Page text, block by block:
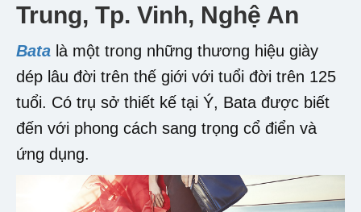
Trung, Tp. Vinh, Nghệ An
Bata là một trong những thương hiệu giày
dép lâu đời trên thế giới với tuổi đời trên 125
tuổi. Có trụ sở thiết kế tại Ý, Bata được biết
đến với phong cách sang trọng cổ điển và
ứng dụng.